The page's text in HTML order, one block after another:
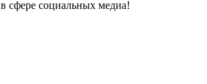
сфере социальных медиа!